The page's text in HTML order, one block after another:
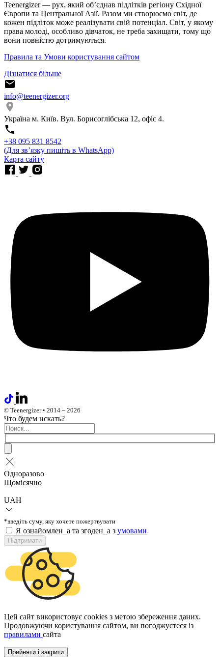
Teenergizer — рух, який об’єднав підлітків регіону Східної
Європи та Центральної Азії. Разом ми створюємо світ, де
кожен підліток може реалізувати свій потенціал. Світ, у якому
права молоді, особливо дівчаток, не треба захищати, тому що
вони повністю дотримуються.
Правила та Умови користування сайтом
Дізнатися більше
info@teenergizer.org
Україна м. Київ. Вул. Борисоглібська 12, офіс 4.
⁨+38 095 831 8542⁩
(Для звʼязку пишіть в WhatsApp)
Карта сайту
© Teenergizer • 2014 – 2026
Что будем искать?
Одноразово
Щомісячно
UAH
*введіть суму, яку хочете пожертвувати
Я ознайомлен_а та згоден_а з умовами
Підтримати
Цей сайт використовує cookies з метою збереження даних.
Продовжуючи користування сайтом, ви погоджуєтеся із
правилами сайта
Прийняти і закрити